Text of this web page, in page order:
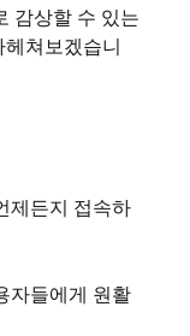
감상할 수 있는
쳐보겠습니
제든지 접속하
자들에게 원활